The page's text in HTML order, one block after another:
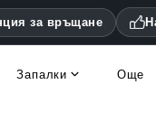
за връщане
Запалки Още